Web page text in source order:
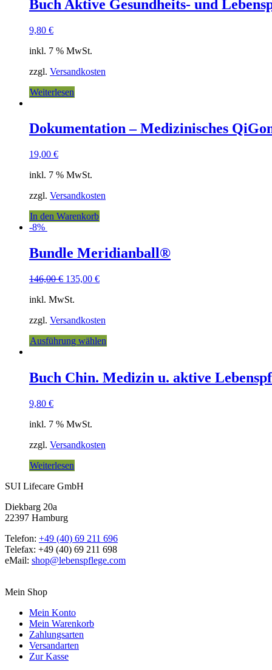
Buch Aktive Gesundheits- und
9,80 €
inkl. 7 % MwSt.
zzgl. Versandkosten
Weiterlesen
Dokumentation – Medizinisches
19,00 €
inkl. 7 % MwSt.
zzgl. Versandkosten
In den Warenkorb
-8%
Bundle Meridianball®
146,00€ 135,00 €
inkl. MwSt.
zzgl. Versandkosten
Ausführung wählen
Buch Chin. Medizin u. aktive
9,80 €
inkl. 7 % MwSt.
zzgl. Versandkosten
Weiterlesen
SUI Lifecare GmbH
Diekbarg 20a
22397 Hamburg
Telefon: +49 (40) 69 211 696
Telefax: +49 (40) 69 211 698
eMail: shop@lebenspflege.com
Mein Shop
Mein Konto
Mein Warenkorb
Zahlungsarten
Versandarten
Zur Kasse